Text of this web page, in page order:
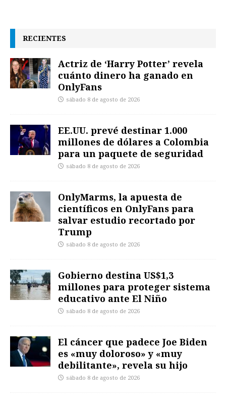
RECIENTES
Actriz de ‘Harry Potter’ revela
cuánto dinero ha ganado en
OnlyFans
sábado 8 de agosto de 2026
EE.UU. prevé destinar 1.000
millones de dólares a Colombia
para un paquete de seguridad
sábado 8 de agosto de 2026
OnlyMarms, la apuesta de
científicos en OnlyFans para
salvar estudio recortado por
Trump
sábado 8 de agosto de 2026
Gobierno destina US$1,3
millones para proteger sistema
educativo ante El Niño
sábado 8 de agosto de 2026
El cáncer que padece Joe Biden
es «muy doloroso» y «muy
debilitante», revela su hijo
sábado 8 de agosto de 2026